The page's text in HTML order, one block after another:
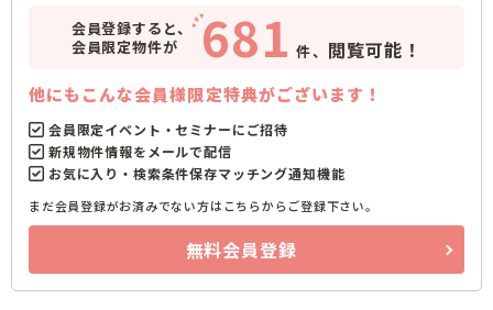
会員登録すると、
会員限定物件が
681 件、 閲覧可能！
他にもこんな会員様限定特典がございます！
会員限定イベント・セミナーにご招待
新規物件情報をメールで配信
お気に入り・検索条件保存マッチング通知機能
まだ会員登録がお済みでない方はこちらからご登録下さい。
無料会員登録